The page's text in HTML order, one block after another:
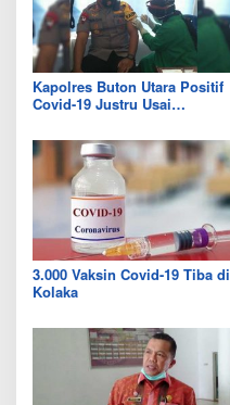
Kapolres Buton Utara Positif
Covid-19 Justru Usai
Sudah Terpapar Sebelum
Vaksin
3.000 Vaksin Covid-19 Tiba di
Kolaka